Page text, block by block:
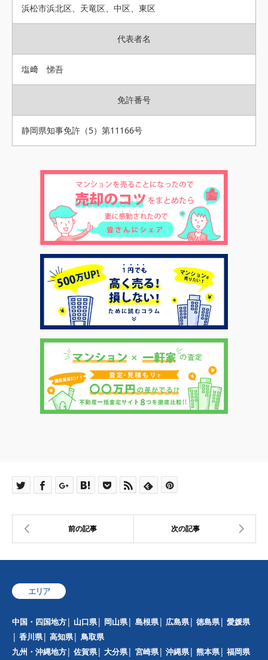
浜松市浜北区、天竜区、中区、東区
代表者名
塩﨑 悌吾
免許番号
静岡県知事免許（5）第11166号
エリア
中国・四国地方 山口県 岡山県 島根県 広島県 徳島県
愛媛県
香川県
高知県
鳥取県
九州・沖縄地方
佐賀県 大分県 宮崎県 沖縄県 熊本県
福岡県